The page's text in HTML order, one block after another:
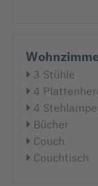
3 Stühle
4
4
Bücher
Couch
Couchtisch